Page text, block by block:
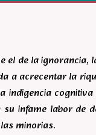
el de la
a acrecentar la
infame labor de
minorias.